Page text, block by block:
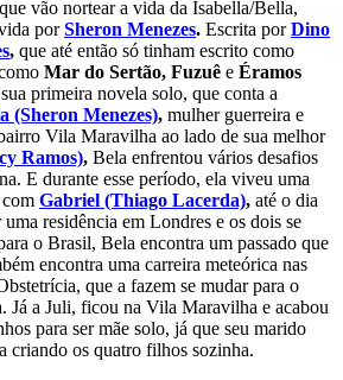
vão nortear a vida da Isabella/Bella,
porSheron Menezes. Escrita porDino
, que até então só tinham escrito como
Mar do Sertão, Fuzuê e Éramos
primeira novela solo, que conta a
(Sheron Menezes), mulher guerreira e
Vila Maravilha ao lado de sua melhor
Ramos), Bela enfrentou vários desafios
E durante esse período, ela viveu uma
Gabriel (Thiago Lacerda), até o dia
residência em Londres e os dois se
o Brasil, Bela encontra um passado que
encontra uma carreira meteórica nas
que a fazem se mudar para o
Já a Juli, ficou na Vila Maravilha e acabou
para ser mãe solo, já que seu marido
criando os quatro filhos sozinha.